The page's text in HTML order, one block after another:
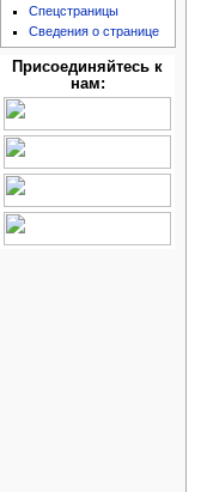
Спецстраницы
Сведения о странице
Присоединяйтесь к
нам: